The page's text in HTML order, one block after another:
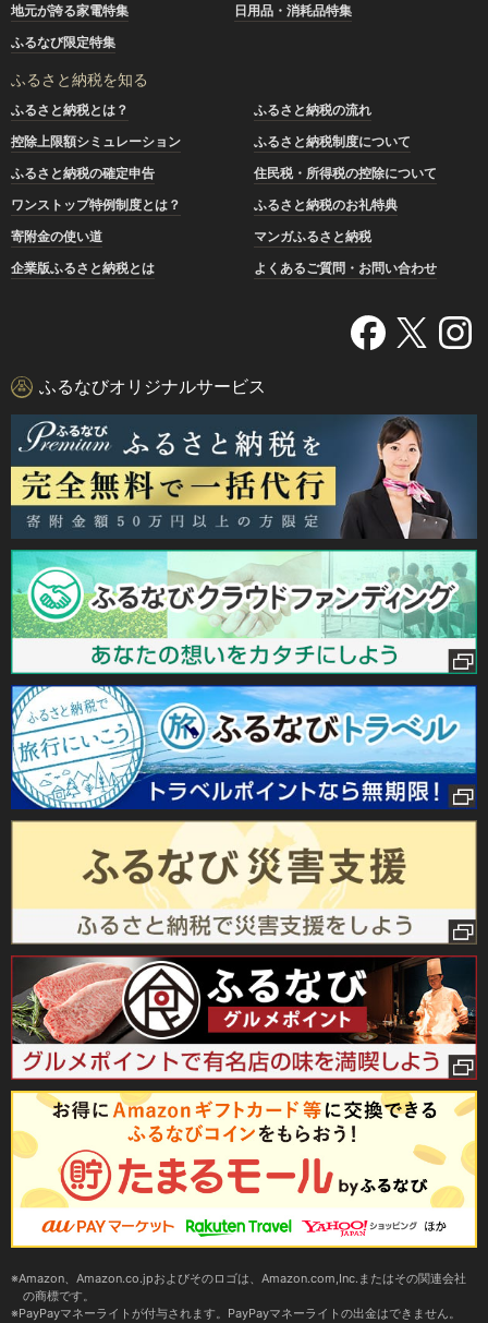
地元が誇る家電特集
日用品・消耗品特集
ふるなび限定特集
ふるさと納税を知る
ふるさと納税とは？
ふるさと納税の流れ
控除上限額シミュレーション
ふるさと納税制度について
ふるさと納税の確定申告
住民税・所得税の控除について
ワンストップ特例制度とは？
ふるさと納税のお礼特典
寄附金の使い道
マンガふるさと納税
企業版ふるさと納税とは
よくあるご質問・お問い合わせ
ふるなびオリジナルサービス
Amazon、Amazon.co.jpおよびそのロゴは、Amazon.com,Inc.またはその関連会社
の商標です。
PayPayマネーライトが付与されます。PayPayマネーライトの出金はできません。